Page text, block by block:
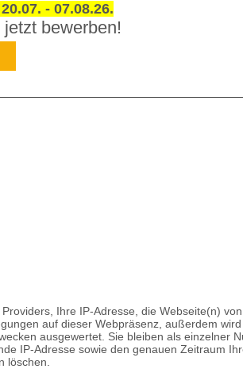
- 07.08.26.
bewerben!
Ihre IP-Adresse, die Webseite(n)
auf dieser Webpräsenz, außerdem
ausgewertet. Sie bleiben als einzelner
IP-Adresse sowie den genauen Zeitraum
löschen.